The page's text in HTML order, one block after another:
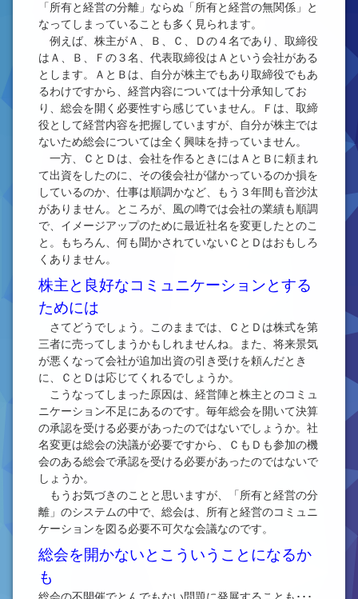
「所有と経営の分離」ならぬ「所有と経営の無関係」と
なってしまっていることも多く見られます。
例えば、株主がＡ、Ｂ、Ｃ、Ｄの４名であり、取締役
はＡ、Ｂ、Ｆの３名、代表取締役はＡという会社がある
とします。ＡとＢは、自分が株主でもあり取締役でもあ
るわけですから、経営内容については十分承知してお
り、総会を開く必要性すら感じていません。Ｆは、取締
役として経営内容を把握していますが、自分が株主では
ないため総会については全く興味を持っていません。
一方、ＣとＤは、会社を作るときにはＡとＢに頼まれ
て出資をしたのに、その後会社が儲かっているのか損を
しているのか、仕事は順調かなど、もう３年間も音沙汰
がありません。ところが、風の噂では会社の業績も順調
で、イメージアップのために最近社名を変更したとのこ
と。もちろん、何も聞かされていないＣとＤはおもしろ
くありません。
株主と良好なコミュニケーションとする
ためには
さてどうでしょう。このままでは、ＣとＤは株式を第
三者に売ってしまうかもしれませんね。また、将来景気
が悪くなって会社が追加出資の引き受けを頼んだとき
に、ＣとＤは応じてくれるでしょうか。
こうなってしまった原因は、経営陣と株主とのコミュ
ニケーション不足にあるのです。毎年総会を開いて決算
の承認を受ける必要があったのではないでしょうか。社
名変更は総会の決議が必要ですから、ＣもＤも参加の機
会のある総会で承認を受ける必要があったのではないで
しょうか。
もうお気づきのことと思いますが、「所有と経営の分
離」のシステムの中で、総会は、所有と経営のコミュニ
ケーションを図る必要不可欠な会議なのです。
総会を開かないとこういうことになるか
も